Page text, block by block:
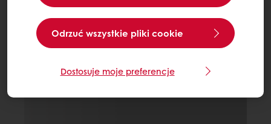
Odrzuć wszystkie pliki cookie
Dostosuje moje preferencje